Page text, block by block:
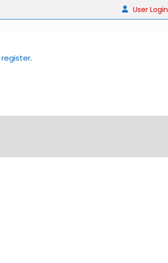
User Login
register.